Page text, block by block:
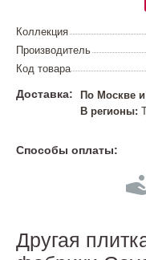
Коллекция
Производитель
Код товара
Доставка: По Москве
В регионы:
Способы оплаты:
Другая